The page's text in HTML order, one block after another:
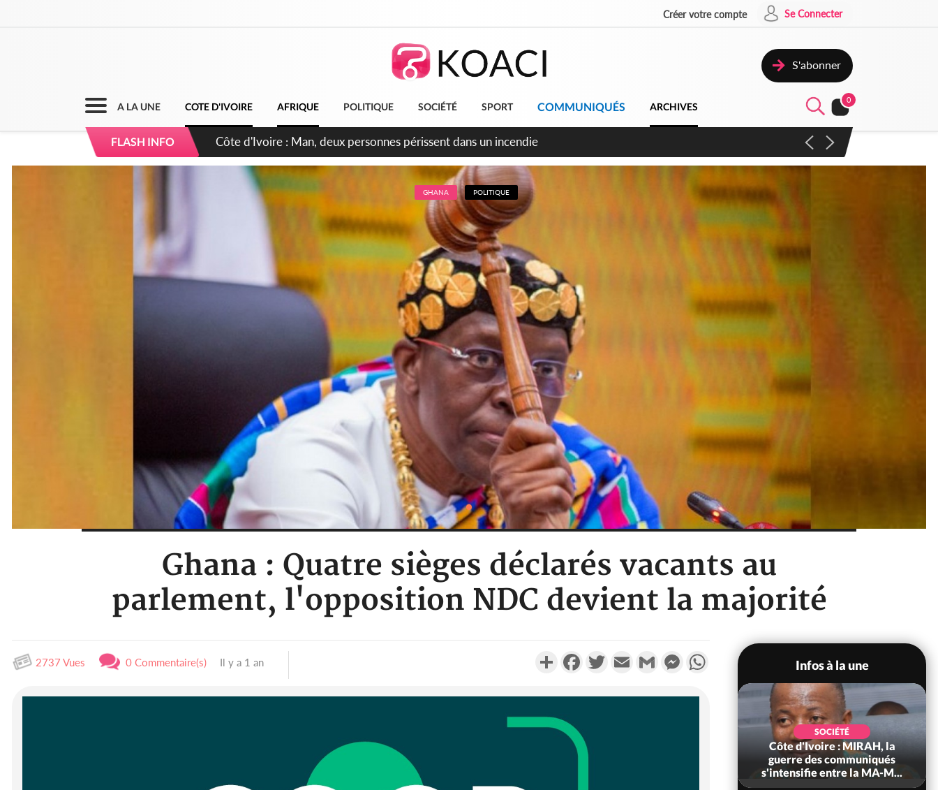
Créer votre compte Se Connecter
S'abonner
A LA UNE COTE D'IVOIRE AFRIQUE POLITIQUE SOCIÉTÉ SPORT COMMUNIQUÉS ARCHIVES
0
FLASH INFO
Côte d'Ivoire : Séileu, la célébration de la fête nationale transformée en vaste campagne contre les produits
dépigmentants dangereux
GHANA POLITIQUE
Ghana : Quatre sièges déclarés vacants au
parlement, l'opposition NDC devient la majorité
2737 Vues 0 Commentaire(s) Il y a 1 an PartagerFacebookTwitterEmail Gmail MessengerWhatsApp
Infos à la une
Côte d'Ivoire : Man, deux
personnes périssent dans un
SOCIÉTÉ
Côte d'Ivoire : MIRAH, la
guerre des communiqués
s'intensifie entre la MA-M...